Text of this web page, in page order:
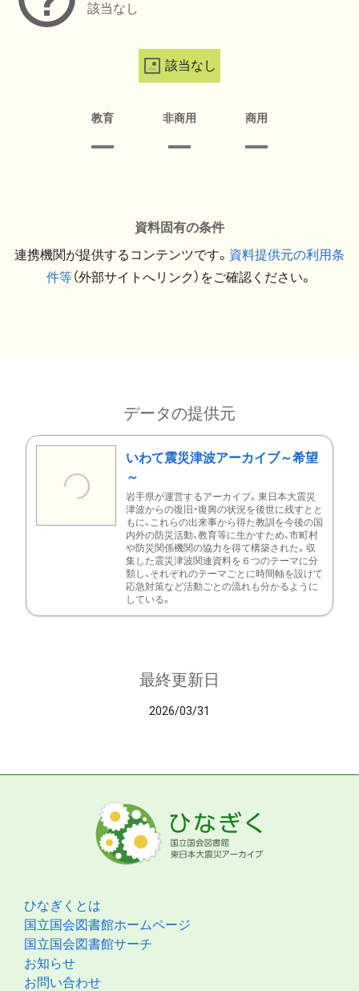
該当なし
該当なし
教育 非商用 商用
資料固有の条件
連携機関が提供するコンテンツです。 資料提供元の利用条
件等（外部サイトへリンク）をご確認ください。
データの提供元
いわて震災津波アーカイブ～希望
～
岩手県が運営するアーカイブ。東日本大震災
津波からの復旧・復興の状況を後世に残すとと
もに、これらの出来事から得た教訓を今後の国
内外の防災活動、教育等に生かすため、市町村
や防災関係機関の協力を得て構築された。収
集した震災津波関連資料を６つのテーマに分
類し、それぞれのテーマごとに時間軸を設けて
応急対策など活動ごとの流れも分かるように
している。
最終更新日
2026/03/31
ひなぎくとは
国立国会図書館ホームページ
国立国会図書館サーチ
お知らせ
お問い合わせ